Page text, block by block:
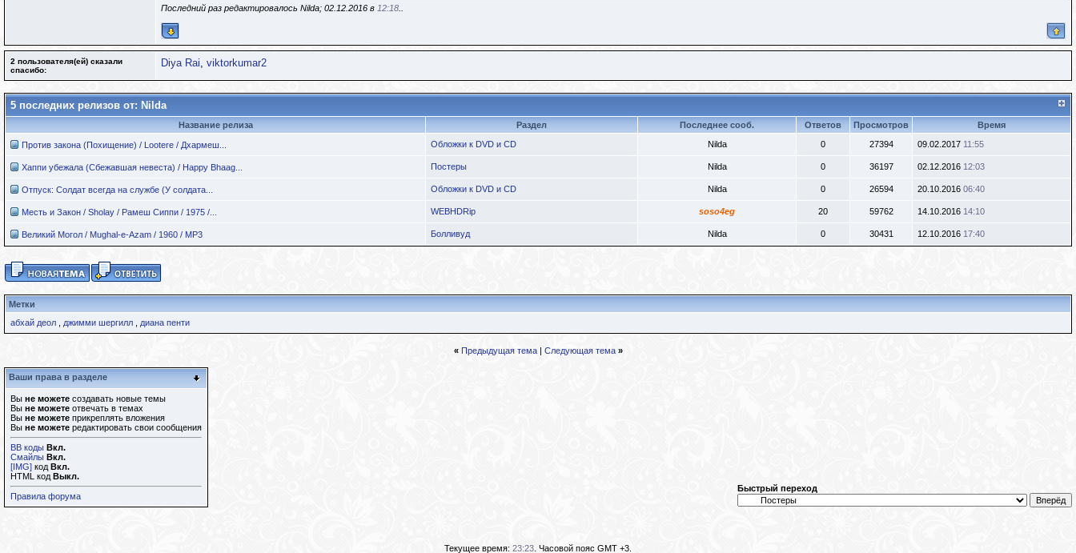
Последний раз редактировалось Nilda; 02.12.2016 в 12:18
2 пользователя(ей) сказали
cпасибо:
Diya Rai, viktorkumar2
5 последних релизов от: Nilda
Название релиза Раздел Последнее сооб. Ответов Просмотров Время
Против закона (Похищение) / Lootere / Дхармеш... Обложки к DVD и CD Nilda 0 27394 09.02.2017 11:55
Хаппи убежала (Сбежавшая невеста) / Happy Bhaag... Постеры Nilda 0 36197 02.12.2016 12:03
Отпуск: Солдат всегда на службе (У солдата... Обложки к DVD и CD Nilda 0 26594 20.10.2016 06:40
Месть и Закон / Sholay / Рамеш Сиппи / 1975 /... WEBHDRip soso4eg 20 59762 14.10.2016 14:10
Великий Могол / Mughal-e-Azam / 1960 / MP3 Болливуд Nilda 0 30431 12.10.2016 17:40
Метки
абхай деол
джимми шергилл диана пенти
« Предыдущая тема| Следующая тема »
Ваши права в разделе
Вы не можете создавать новые темы
Вы не можете отвечать в темах
Вы не можете прикреплять вложения
Вы не можете редактировать свои сообщения
BB коды Вкл.
Смайлы Вкл.
[IMG] код Вкл.
HTML код Выкл.
Правила форума
Быстрый переход
Текущее время: 23:23 . Часовой пояс GMT +3.